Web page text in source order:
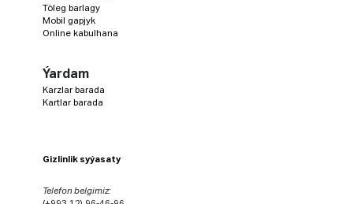
Töleg barlagy
Mobil gapjyk
Online kabulhana
Ýardam
Karzlar barada
Kartlar barada
Gizlinlik syýasaty
Telefon belgimiz: